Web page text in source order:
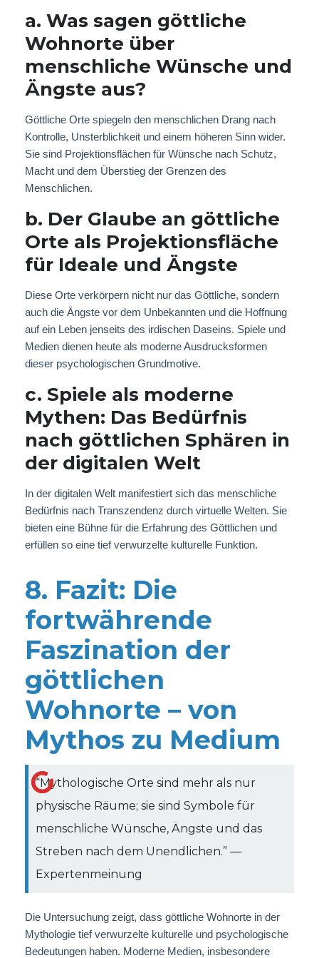
a. Was sagen göttliche
Wohnorte über
menschliche Wünsche und
Ängste aus?
Göttliche Orte spiegeln den menschlichen Drang nach
Kontrolle, Unsterblichkeit und einem höheren Sinn wider.
Sie sind Projektionsflächen für Wünsche nach Schutz,
Macht und dem Überstieg der Grenzen des
Menschlichen.
b. Der Glaube an göttliche
Orte als Projektionsfläche
für Ideale und Ängste
Diese Orte verkörpern nicht nur das Göttliche, sondern
auch die Ängste vor dem Unbekannten und die Hoffnung
auf ein Leben jenseits des irdischen Daseins. Spiele und
Medien dienen heute als moderne Ausdrucksformen
dieser psychologischen Grundmotive.
c. Spiele als moderne
Mythen: Das Bedürfnis
nach göttlichen Sphären in
der digitalen Welt
In der digitalen Welt manifestiert sich das menschliche
Bedürfnis nach Transzendenz durch virtuelle Welten. Sie
bieten eine Bühne für die Erfahrung des Göttlichen und
erfüllen so eine tief verwurzelte kulturelle Funktion.
8. Fazit: Die
fortwährende
Faszination der
göttlichen
Wohnorte – von
Mythos zu Medium
“Mythologische Orte sind mehr als nur
physische Räume; sie sind Symbole für
menschliche Wünsche, Ängste und das
Streben nach dem Unendlichen.” —
Expertenmeinung
Die Untersuchung zeigt, dass göttliche Wohnorte in der
Mythologie tief verwurzelte kulturelle und psychologische
Bedeutungen haben. Moderne Medien, insbesondere